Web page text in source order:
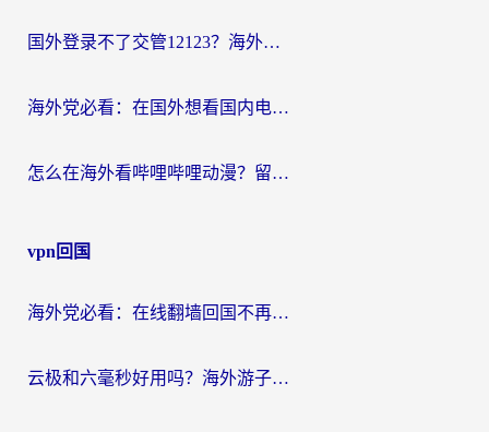
国外登录不了交管12123？海外华人亲测有效的回国加速器选择指南
海外党必看：在国外想看国内电视剧用什么软件？3步解决地域限制
怎么在海外看哔哩哔哩动漫？留学生亲测有效的回国加速方案
vpn回国
海外党必看：在线翻墙回国不再难！教你选对加速器无缝刷国内资源
云极和六毫秒好用吗？海外游子解锁国内资源的真实答案